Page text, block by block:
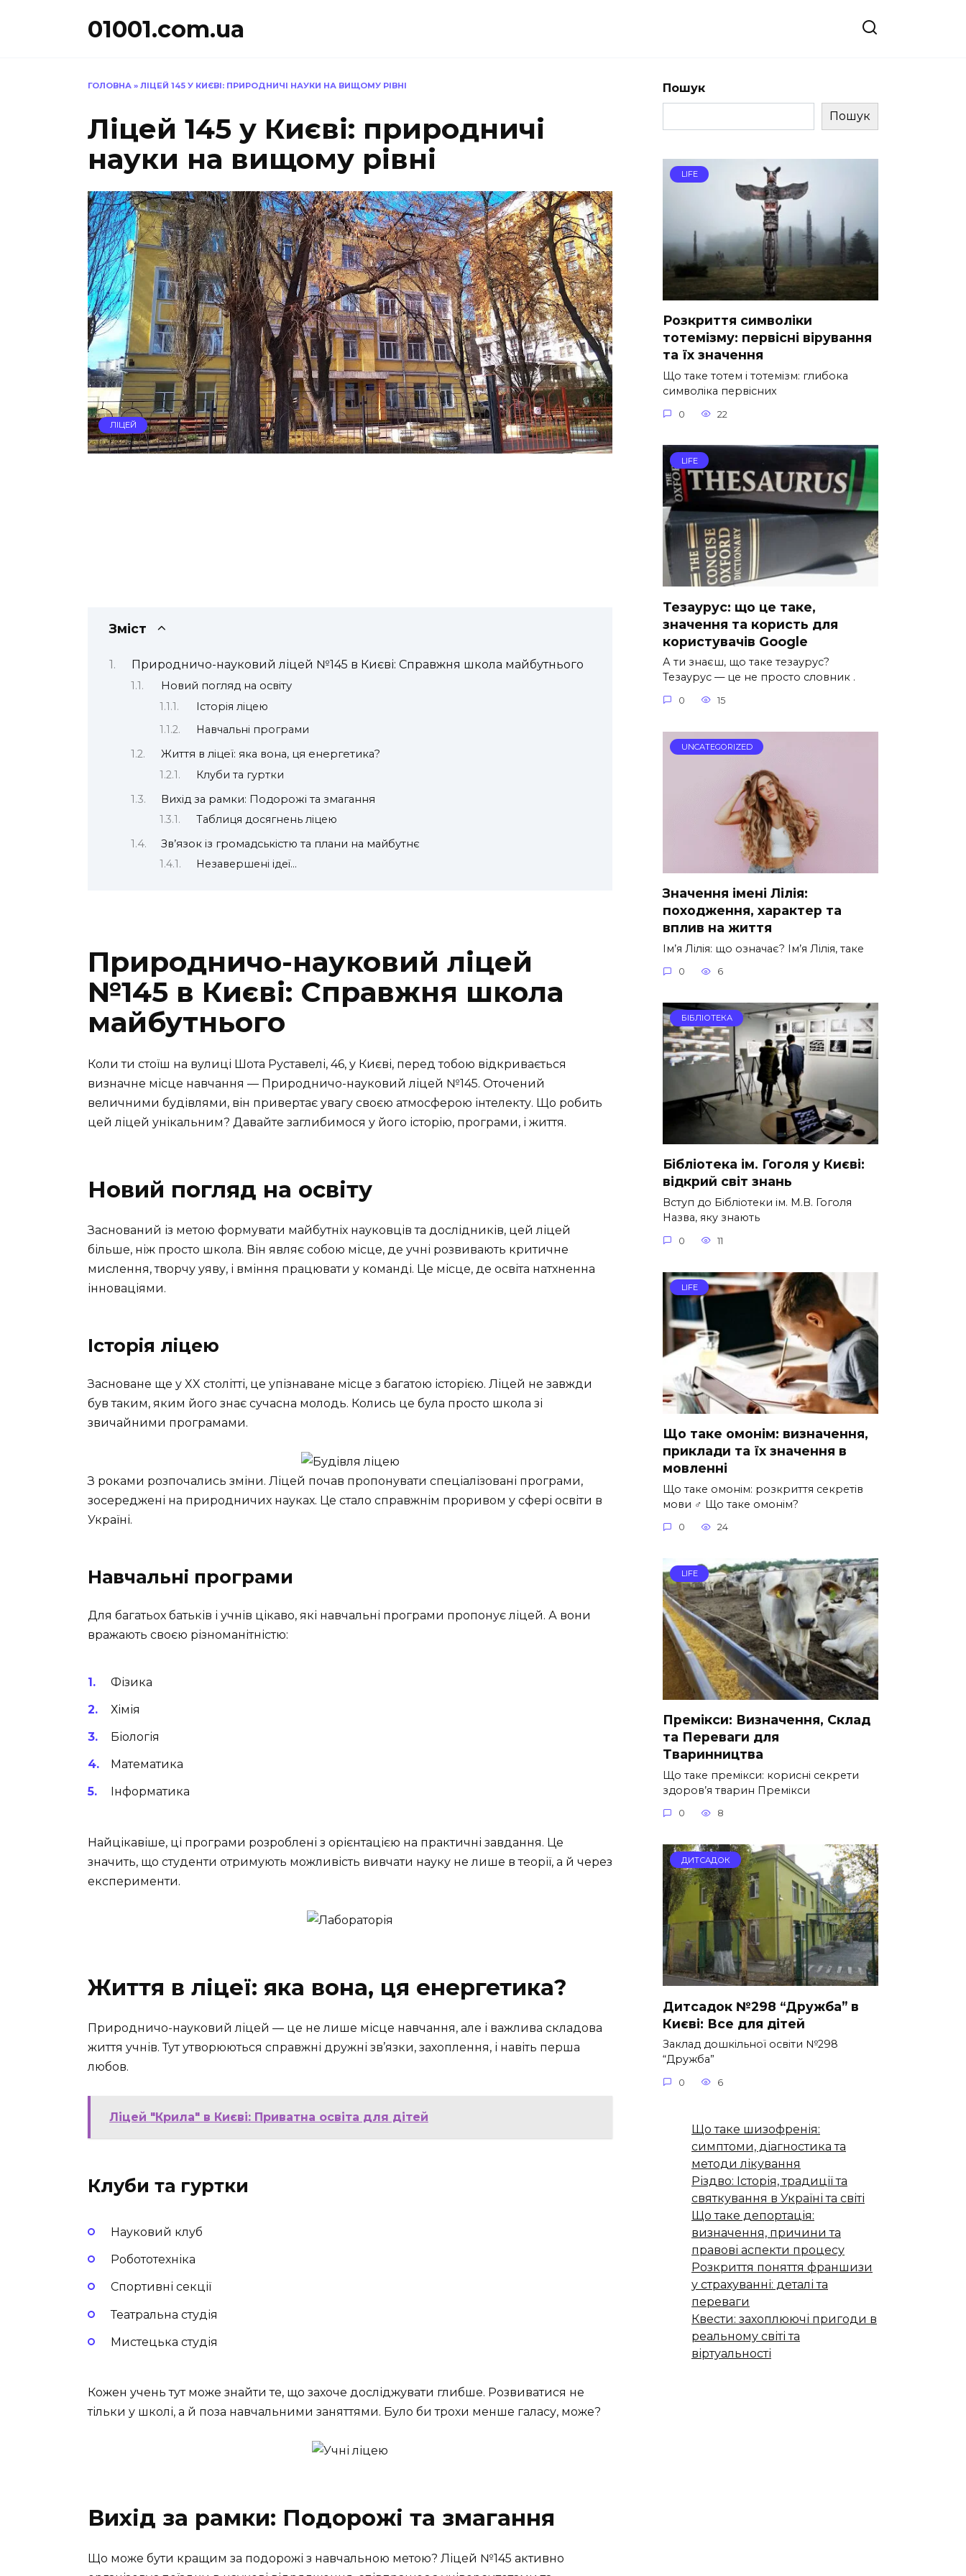
01001.com.ua
ГОЛОВНА » ЛІЦЕЙ 145 У КИЄВІ: ПРИРОДНИЧІ НАУКИ НА ВИЩОМУ РІВНІ
Ліцей 145 у Києві: природничі
науки на вищому рівні
ЛІЦЕЙ
Зміст
Природничо-науковий ліцей №145 в Києві: Справжня школа майбутнього
Новий погляд на освіту
Історія ліцею
Навчальні програми
Життя в ліцеї: яка вона, ця енергетика?
Клуби та гуртки
Вихід за рамки: Подорожі та змагання
Таблиця досягнень ліцею
Зв’язок із громадськістю та плани на майбутнє
Незавершені ідеї…
Природничо-науковий ліцей
№145 в Києві: Справжня школа
майбутнього
Коли ти стоїш на вулиці Шота Руставелі, 46, у Києві, перед тобою відкривається
визначне місце навчання — Природничо-науковий ліцей №145. Оточений
величними будівлями, він привертає увагу своєю атмосферою інтелекту. Що робить
цей ліцей унікальним? Давайте заглибимося у його історію, програми, і життя.
Новий погляд на освіту
Заснований із метою формувати майбутніх науковців та дослідників, цей ліцей
більше, ніж просто школа. Він являє собою місце, де учні розвивають критичне
мислення, творчу уяву, і вміння працювати у команді. Це місце, де освіта натхненна
інноваціями.
Історія ліцею
Засноване ще у XX столітті, це упізнаване місце з багатою історією. Ліцей не завжди
був таким, яким його знає сучасна молодь. Колись це була просто школа зі
звичайними програмами.
З роками розпочались зміни. Ліцей почав пропонувати спеціалізовані програми,
зосереджені на природничих науках. Це стало справжнім проривом у сфері освіти в
Україні.
Навчальні програми
Для багатьох батьків і учнів цікаво, які навчальні програми пропонує ліцей. А вони
вражають своєю різноманітністю:
Фізика
Хімія
Біологія
Математика
Інформатика
Найцікавіше, ці програми розроблені з орієнтацією на практичні завдання. Це
значить, що студенти отримують можливість вивчати науку не лише в теорії, а й через
експерименти.
Життя в ліцеї: яка вона, ця енергетика?
Природничо-науковий ліцей — це не лише місце навчання, але і важлива складова
життя учнів. Тут утворюються справжні дружні зв’язки, захоплення, і навіть перша
любов.
Ліцей "Крила" в Києві: Приватна освіта для дітей
Клуби та гуртки
Науковий клуб
Робототехніка
Спортивні секції
Театральна студія
Мистецька студія
Кожен учень тут може знайти те, що захоче досліджувати глибше. Розвиватися не
тільки у школі, а й поза навчальними заняттями. Було би трохи менше галасу, може?
Вихід за рамки: Подорожі та змагання
Що може бути кращим за подорожі з навчальною метою? Ліцей №145 активно
Пошук
Пошук
LIFE
Розкриття символіки
тотемізму: первісні вірування
та їх значення
Що таке тотем і тотемізм: глибока
символіка первісних
0 22
LIFE
Тезаурус: що це таке,
значення та користь для
користувачів Google
А ти знаєш, що таке тезаурус?
Тезаурус — це не просто словник .
0 15
UNCATEGORIZED
Значення імені Лілія:
походження, характер та
вплив на життя
Ім’я Лілія: що означає? Ім’я Лілія, таке
0 6
БІБЛІОТЕКА
Бібліотека ім. Гоголя у Києві:
відкрий світ знань
Вступ до Бібліотеки ім. М.В. Гоголя
Назва, яку знають
0 11
LIFE
Що таке омонім: визначення,
приклади та їх значення в
мовленні
Що таке омонім: розкриття секретів
мови ️‍♂️ Що таке омонім?
0 24
LIFE
Премікси: Визначення, Склад
та Переваги для
Тваринництва
Що таке премікси: корисні секрети
здоров’я тварин Премікси
0 8
ДИТСАДОК
Дитсадок №298 “Дружба” в
Києві: Все для дітей
Заклад дошкільної освіти №298
“Дружба”
0 6
Що таке шизофренія:
симптоми, діагностика та
методи лікування
Різдво: Історія, традиції та
святкування в Україні та світі
Що таке депортація:
визначення, причини та
правові аспекти процесу
Розкриття поняття франшизи
у страхуванні: деталі та
переваги
Квести: захоплюючі пригоди в
реальному світі та
віртуальності